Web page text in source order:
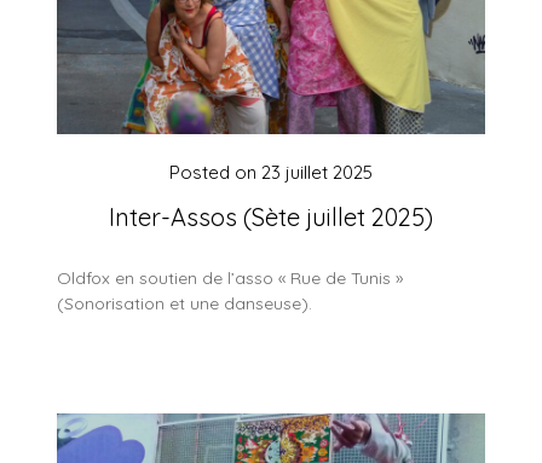
Inter-Assos (Sète juillet 2025)
Posted on 23 juillet 2025
Oldfox en soutien de l’asso « Rue de Tunis »
(Sonorisation et une danseuse).